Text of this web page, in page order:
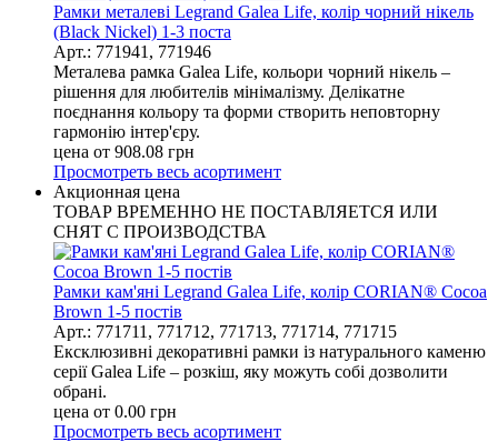
Рамки металеві Legrand Galea Life, колір чорний нікель
(Black Nickel) 1-3 поста
Арт.: 771941, 771946
Металева рамка Galea Life, кольори чорний нікель –
рішення для любителів мінімалізму. Делікатне
поєднання кольору та форми створить неповторну
гармонію інтер'єру.
цена от 908.08 грн
Просмотреть весь асортимент
Акционная цена
ТОВАР ВРЕМЕННО НЕ ПОСТАВЛЯЕТСЯ ИЛИ
СНЯТ С ПРОИЗВОДСТВА
Рамки кам'яні Legrand Galea Life, колір CORIAN® Cocoa
Brown 1-5 постів
Арт.: 771711, 771712, 771713, 771714, 771715
Ексклюзивні декоративні рамки із натурального каменю
серії Galea Life – розкіш, яку можуть собі дозволити
обрані.
цена от 0.00 грн
Просмотреть весь асортимент